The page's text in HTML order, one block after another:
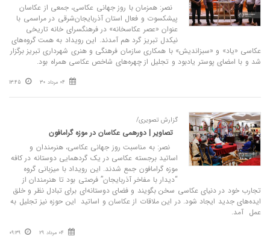
نصر: همزمان با روز جهانی عکاسی، جمعی از عکاسان
پیشکسوت و فعال استان آذربایجان‌شرقی در مراسمی با
عنوان «عصر عکاسخانه» در فرهنگسرای خانه تاریخی
نیکدل تبریز گرد هم آمدند. این رویداد به همت گروه‌های
عکاسی «یاد» و «سبزاندیش» با همکاری سازمان فرهنگی و هنری شهرداری تبریز برگزار
شد و با امضای پوستر یادبود و تجلیل از چهره‌های شاخص عکاسی همراه بود.
04 مرداد 30 13:45
گزارش تصویری/
تصاویر | دورهمی عکاسان در موزه گرامافون
نصر: به مناسبت روز جهانی عکاسی، هنرمندان و
اساتید برجسته عکاسی در یک گردهمایی دوستانه در کافه
موزه گرامافون جمع شدند. این رویداد با میزبانی گروه
“دیدار با مفاخر آذربایجان” فرصتی بود تا هنرمندان از
تجارب خود در دنیای عکاسی سخن بگویند و فضای دوستانه‌ای برای تبادل نظر و خلق
ایده‌های جدید ایجاد شود. در این ملاقات از عکاسان و اساتید این حوزه نیز تجلیل به
عمل آمد.
04 مرداد 29 09:39